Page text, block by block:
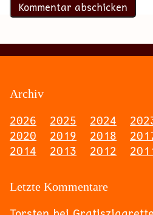
Archiv
2026 2025 2024
2020
2019 2018
2014
2013 2012
Letzte Kommentare